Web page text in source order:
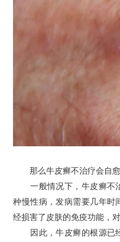
那么牛皮癣不治疗会自
一般情况下，牛皮癣不
种慢性病，发病需要几年时
经损害了皮肤的免疫功能，
因此，牛皮癣的根源已